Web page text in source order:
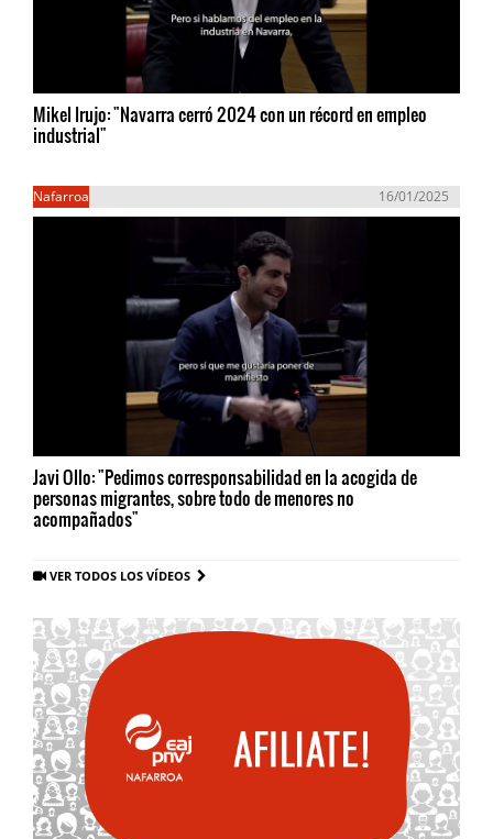
Mikel Irujo: "Navarra cerró 2024 con un récord en empleo
industrial"
Nafarroa 16/01/2025
Javi Ollo: "Pedimos corresponsabilidad en la acogida de
personas migrantes, sobre todo de menores no
acompañados"
VER TODOS LOS VÍDEOS